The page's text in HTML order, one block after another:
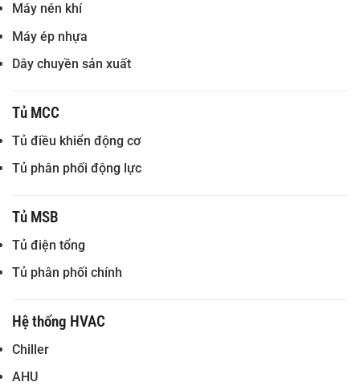
Máy nén khí
Máy ép nhựa
Dây chuyền sản xuất
Tủ MCC
Tủ điều khiển động cơ
Tủ phân phối động lực
Tủ MSB
Tủ điện tổng
Tủ phân phối chính
Hệ thống HVAC
Chiller
AHU